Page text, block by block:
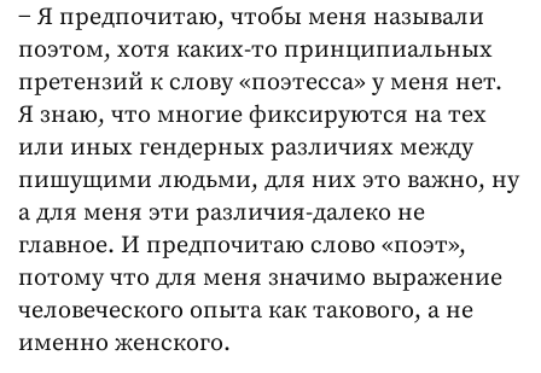
− Я предпочитаю, чтобы меня называли
поэтом, хотя каких-то принципиальных
претензий к слову «поэтесса» у меня нет.
Я знаю, что многие фиксируются на тех
или иных гендерных различиях между
пишущими людьми, для них это важно, ну
а для меня эти различия-далеко не
главное. И предпочитаю слово «поэт»,
потому что для меня значимо выражение
человеческого опыта как такового, а не
именно женского.